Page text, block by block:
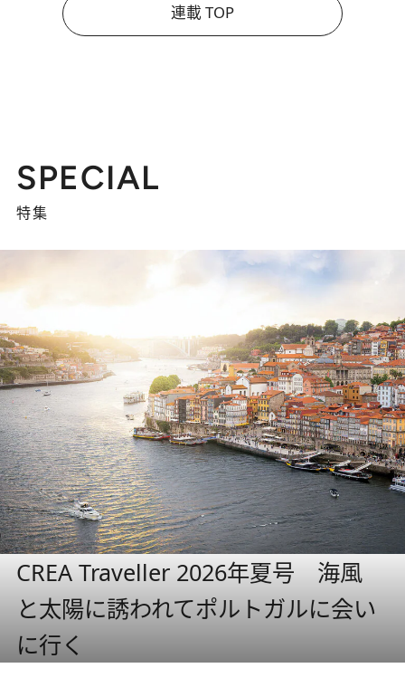
連載 TOP
SPECIAL
特集
CREA Traveller 2026年夏号 海風
と太陽に誘われてポルトガルに会い
に行く